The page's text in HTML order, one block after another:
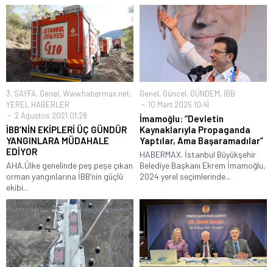
3. SAYFA, Genel, Www.habermax.net,
YEREL HABERLER
2 Ağustos 2021 01:28
İBB’NİN EKİPLERİ ÜÇ GÜNDÜR
YANGINLARA MÜDAHALE
EDİYOR
AHA.Ülke genelinde peş peşe çıkan
orman yangınlarına İBB’nin güçlü
ekibi...
Genel, Güncel, GÜNDEM, İBB
10 Mart 2025 10:41
İmamoğlu: “Devletin
Kaynaklarıyla Propaganda
Yaptılar, Ama Başaramadılar”
HABERMAX. İstanbul Büyükşehir
Belediye Başkanı Ekrem İmamoğlu,
2024 yerel seçimlerinde...